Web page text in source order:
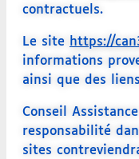
contractuels.
Le site https://
informations
ainsi que des
Conseil
responsabilité
sites